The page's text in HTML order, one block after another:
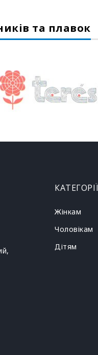
та плавок
КАТЕГОРІЇ
Жінкам
Чоловікам
Дітям